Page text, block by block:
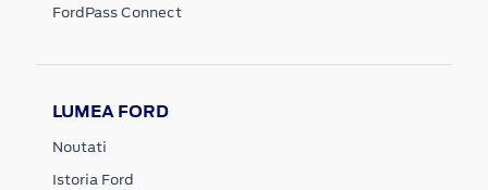
FordPass Connect
LUMEA FORD
Noutati
Istoria Ford